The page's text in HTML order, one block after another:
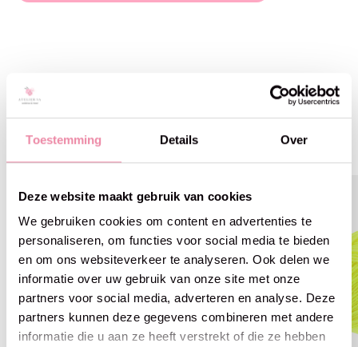
Toestemming Details Over
Deze website maakt gebruik van cookies
We gebruiken cookies om content en advertenties te
personaliseren, om functies voor social media te bieden
en om ons websiteverkeer te analyseren. Ook delen we
informatie over uw gebruik van onze site met onze
partners voor social media, adverteren en analyse. Deze
partners kunnen deze gegevens combineren met andere
informatie die u aan ze heeft verstrekt of die ze hebben
Gerelateerde producten
Carousel items